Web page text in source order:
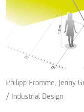
Philipp Fromme, Jenny
/ Industrial Design